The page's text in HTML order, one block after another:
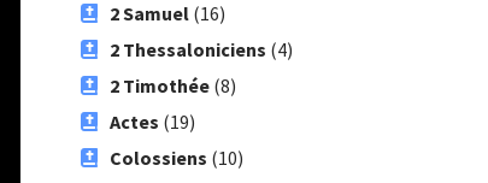
2 Samuel(16)
2 Thessaloniciens (4)
2 Timothée(8)
Actes (19)
Colossiens (10)